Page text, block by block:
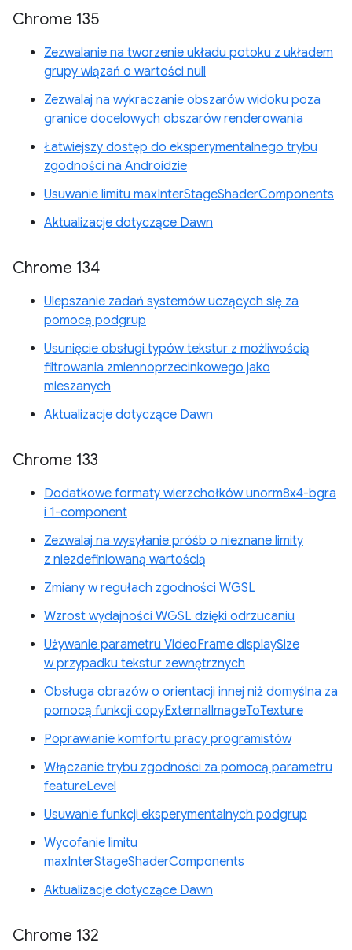
Chrome 135
Zezwalanie na tworzenie układu potoku z układem
grupy wiązań o wartości null
Zezwalaj na wykraczanie obszarów widoku poza
granice docelowych obszarów renderowania
Łatwiejszy dostęp do eksperymentalnego trybu
zgodności na Androidzie
Usuwanie limitu maxInterStageShaderComponents
Aktualizacje dotyczące Dawn
Chrome 134
Ulepszanie zadań systemów uczących się za
pomocą podgrup
Usunięcie obsługi typów tekstur z możliwością
filtrowania zmiennoprzecinkowego jako
mieszanych
Aktualizacje dotyczące Dawn
Chrome 133
Dodatkowe formaty wierzchołków unorm8x4-bgra
i 1-component
Zezwalaj na wysyłanie próśb o nieznane limity
z niezdefiniowaną wartością
Zmiany w regułach zgodności WGSL
Wzrost wydajności WGSL dzięki odrzucaniu
Używanie parametru VideoFrame displaySize
w przypadku tekstur zewnętrznych
Obsługa obrazów o orientacji innej niż domyślna za
pomocą funkcji copyExternalImageToTexture
Poprawianie komfortu pracy programistów
Włączanie trybu zgodności za pomocą parametru
featureLevel
Usuwanie funkcji eksperymentalnych podgrup
Wycofanie limitu
maxInterStageShaderComponents
Aktualizacje dotyczące Dawn
Chrome 132